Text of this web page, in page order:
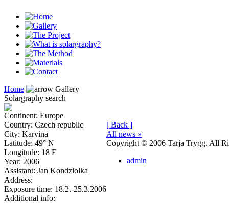
Home
Gallery
Solargraphy search
Continent: Europe
Country: Czech republic
City: Karvina
Latitude: 49° N
Longitude: 18 E
Year: 2006
Assistant: Jan Kondziolka
Address:
Exposure time: 18.2.-25.3.2006
Additional info:
[ Back ]
All news »
Copyright © 2006 Tarja Trygg. All
admin